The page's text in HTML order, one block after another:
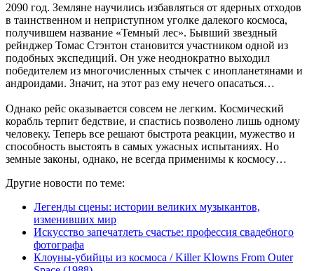
2090 год. Земляне научились избавляться от ядерных отходов
в таинственном и неприступном уголке далекого космоса,
получившем название «Темный лес». Бывший звездный
рейнджер Томас Стэнтон становится участником одной из
подобных экспедиций. Он уже неоднократно выходил
победителем из многочисленных стычек с инопланетянами и
андроидами. Значит, на этот раз ему нечего опасаться…
Однако рейс оказывается совсем не легким. Космический
корабль терпит бедствие, и спастись позволено лишь одному
человеку. Теперь все решают быстрота реакции, мужество и
способность выстоять в самых ужасных испытаниях. Но
земные законы, однако, не всегда применимы к космосу…
Другие новости по теме:
Легенды сцены: истории великих музыкантов,
изменивших мир
Искусство запечатлеть счастье: профессия свадебного
фотографа
Клоуны-убийцы из космоса / Killer Klowns From Outer